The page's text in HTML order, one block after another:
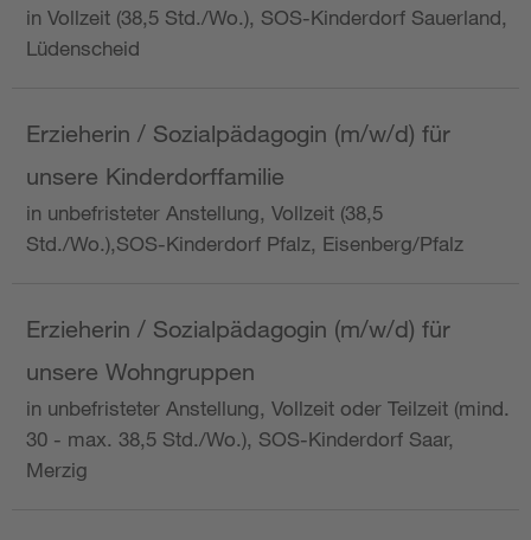
in Vollzeit (38,5 Std./Wo.), SOS-Kinderdorf Sauerland,
Lüdenscheid
Erzieherin / Sozialpädagogin (m/w/d) für
unsere Kinderdorffamilie
in unbefristeter Anstellung, Vollzeit (38,5
Std./Wo.),SOS-Kinderdorf Pfalz, Eisenberg/Pfalz
Erzieherin / Sozialpädagogin (m/w/d) für
unsere Wohngruppen
in unbefristeter Anstellung, Vollzeit oder Teilzeit (mind.
30 - max. 38,5 Std./Wo.), SOS-Kinderdorf Saar,
Merzig